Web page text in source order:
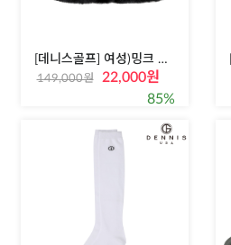
[데니스골프] 여성)밍크 패딩퍼 넥워머
149,000원
22,000원
85%